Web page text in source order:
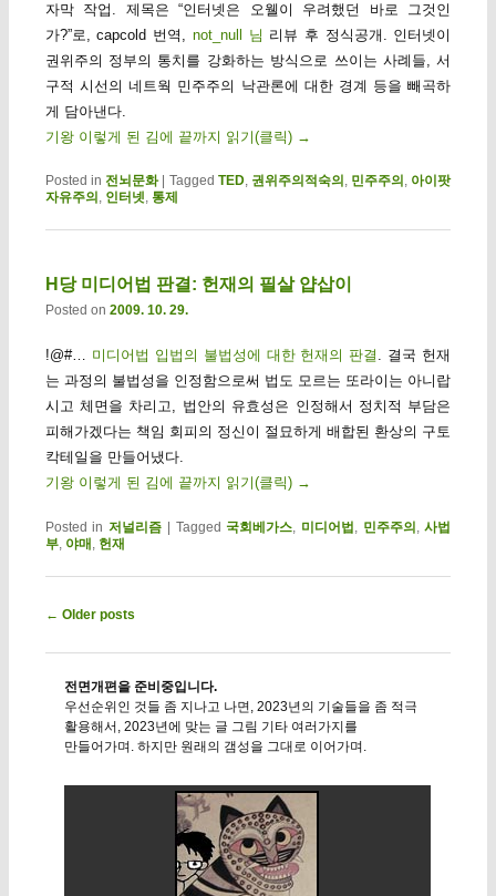
자막 작업. 제목은 “인터넷은 오웰이 우려했던 바로 그것인
가?”로, capcold 번역, not_null 님 리뷰 후 정식공개. 인터넷이
권위주의 정부의 통치를 강화하는 방식으로 쓰이는 사례들, 서
구적 시선의 네트웍 민주주의 낙관론에 대한 경계 등을 빼곡하
게 담아낸다.
기왕 이렇게 된 김에 끝까지 읽기(클릭) →
Posted in 전뇌문화 Tagged TED, 권위주의적숙의 , 민주주의 , 아이팟
자유주의 , 인터넷, 통제
H당 미디어법 판결: 헌재의 필살 얍삽이
Posted on 2009. 10. 29.
!@#… 미디어법 입법의 불법성에 대한 헌재의 판결 . 결국 헌재
는 과정의 불법성을 인정함으로써 법도 모르는 또라이는 아니랍
시고 체면을 차리고, 법안의 유효성은 인정해서 정치적 부담은
피해가겠다는 책임 회피의 정신이 절묘하게 배합된 환상의 구토
칵테일을 만들어냈다.
기왕 이렇게 된 김에 끝까지 읽기(클릭) →
Posted in 저널리즘 | Tagged 국회베가스 미디어법 민주주의 ,사법
부, 야매 헌재
Post navigation
← Older posts
전면개편을 준비중입니다.
우선순위인 것들 좀 지나고 나면, 2023년의 기술들을 좀 적극
활용해서, 2023년에 맞는 글 그림 기타 여러가지를
만들어가며. 하지만 원래의 갬성을 그대로 이어가며.